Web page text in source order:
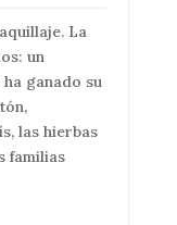
La
un
ganado su
las hierbas
familias